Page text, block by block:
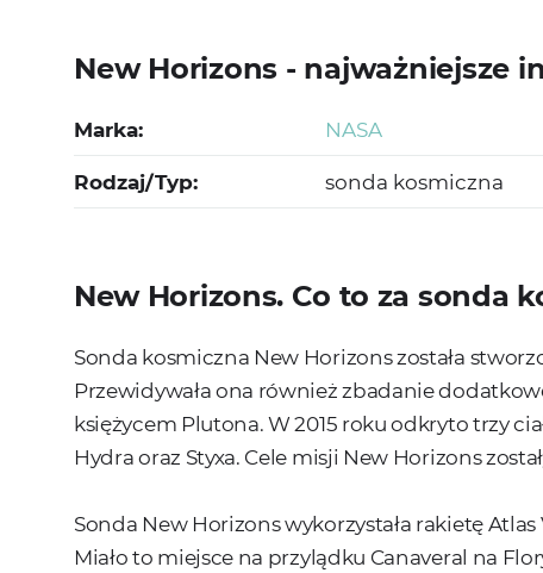
New Horizons - najważniejsze
Marka: NASA
Rodzaj/Typ: sonda kosmiczna
New Horizons. Co to za sonda
Sonda kosmiczna New Horizons została
Przewidywała ona również zbadanie
księżycem Plutona. W 2015 roku odkryto trzy
Hydra oraz Styxa. Cele misji New Horizons
Sonda New Horizons wykorzystała rakietę
Miało to miejsce na przylądku Canaveral na